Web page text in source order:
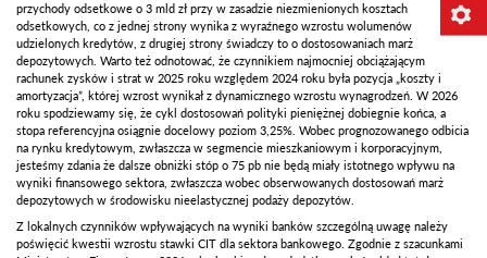
przychody odsetkowe o 3 mld zł przy w zasadzie niezmienionych kosztach
odsetkowych, co z jednej strony wynika z wyraźnego wzrostu wolumenów
udzielonych kredytów, z drugiej strony świadczy to o dostosowaniach marż
depozytowych. Warto też odnotować, że czynnikiem najmocniej obciążającym
rachunek zysków i strat w 2025 roku względem 2024 roku była pozycja „koszty i
amortyzacja”, której wzrost wynikał z dynamicznego wzrostu wynagrodzeń. W 2026
roku spodziewamy się, że cykl dostosowań polityki pieniężnej dobiegnie końca, a
stopa referencyjna osiągnie docelowy poziom 3,25%. Wobec prognozowanego odbicia
na rynku kredytowym, zwłaszcza w segmencie mieszkaniowym i korporacyjnym,
jesteśmy zdania że dalsze obniżki stóp o 75 pb nie będą miały istotnego wpływu na
wyniki finansowego sektora, zwłaszcza wobec obserwowanych dostosowań marż
depozytowych w środowisku nieelastycznej podaży depozytów.
Z lokalnych czynników wpływających na wyniki banków szczególną uwagę należy
poświęcić kwestii wzrostu stawki CIT dla sektora bankowego. Zgodnie z szacunkami